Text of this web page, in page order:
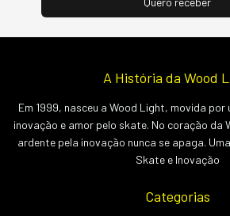
A História da Wood
Em 1999, nasceu a Wood Light, movida
inovação e amor pelo skate. No coração da
ardente pela inovação nunca se apaga.
Skate e Inovação
Categorias